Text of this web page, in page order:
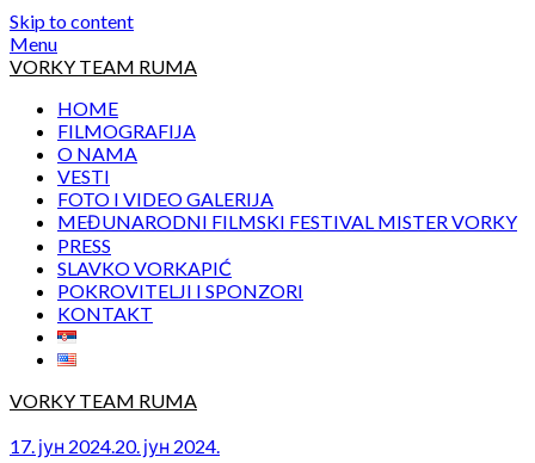
Skip to content
Menu
VORKY TEAM RUMA
HOME
FILMOGRAFIJA
O NAMA
VESTI
FOTO I VIDEO GALERIJA
MEĐUNARODNI FILMSKI FESTIVAL MISTER VORKY
PRESS
SLAVKO VORKAPIĆ
POKROVITELJI I SPONZORI
KONTAKT
VORKY TEAM RUMA
17. јун 2024.20. јун 2024.